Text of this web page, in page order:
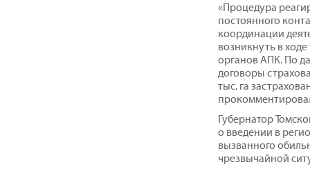
«Процедура
постоянного
координации
возникнуть в
органов АПК. По
договоры
тыс. га
Губернатор
о введении в
вызванного
чрезвычайной